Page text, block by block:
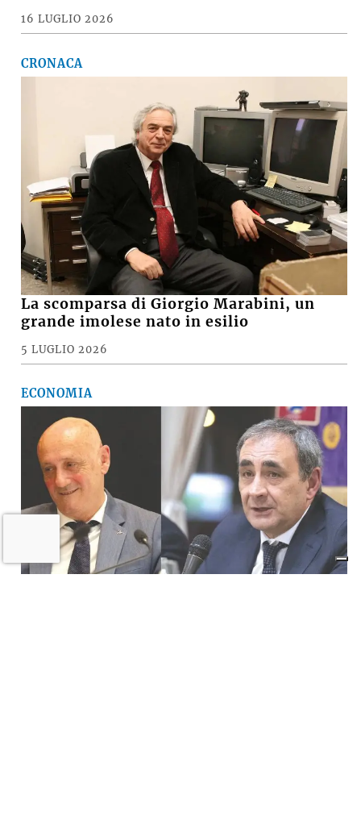
16 LUGLIO 2026
CRONACA
La scomparsa di Giorgio Marabini, un
grande imolese nato in esilio
5 LUGLIO 2026
ECONOMIA